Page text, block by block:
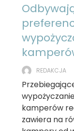
REDAKCJA
kamperów
zawiera na